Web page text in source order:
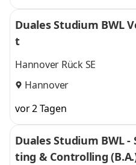
Duales Studium BWL
t
Hannover Rück SE
Hannover
vor 2 Tagen
Duales Studium BWL
ting & Controlling